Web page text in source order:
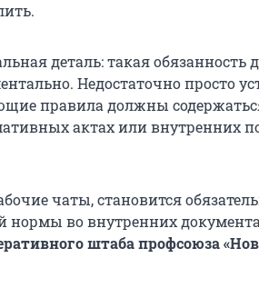
деталь: такая обязанность
Недостаточно просто
правила должны
актах или внутренних
чаты, становится
нормы во внутренних
штаба профсоюза